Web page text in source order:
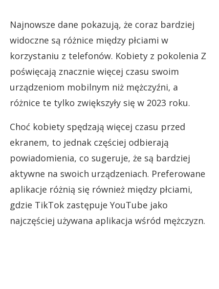
Najnowsze dane pokazują, że coraz bardziej
widoczne są różnice między płciami w
korzystaniu z telefonów. Kobiety z pokolenia Z
poświęcają znacznie więcej czasu swoim
urządzeniom mobilnym niż mężczyźni, a
różnice te tylko zwiększyły się w 2023 roku.
Choć kobiety spędzają więcej czasu przed
ekranem, to jednak częściej odbierają
powiadomienia, co sugeruje, że są bardziej
aktywne na swoich urządzeniach. Preferowane
aplikacje różnią się również między płciami,
gdzie TikTok zastępuje YouTube jako
najczęściej używana aplikacja wśród mężczyzn.